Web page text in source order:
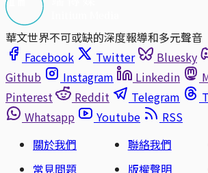
華文世界不可或缺的深度報導和多元聲音
Facebook
Twitter Bluesky
Github
Instagram Linkedin
Pinterest
Reddit Telegram
Whatsapp
Youtube
RSS
關於我們
聯絡我們
常見問題
版權聲明